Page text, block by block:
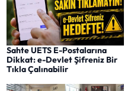
Sahte UETS E-Postalarına
Dikkat: e-Devlet Şifreniz Bir
Tıkla Çalınabilir